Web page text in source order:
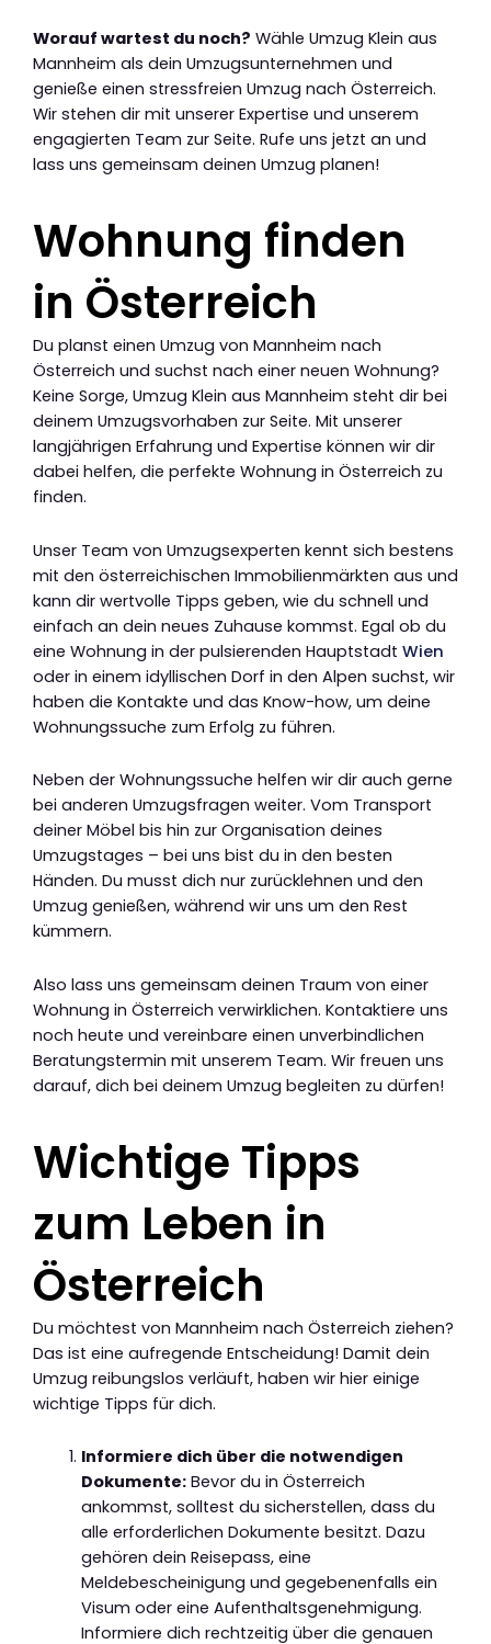
Worauf wartest du noch? Wähle Umzug Klein aus
Mannheim als dein Umzugsunternehmen und
genieße einen stressfreien Umzug nach Österreich.
Wir stehen dir mit unserer Expertise und unserem
engagierten Team zur Seite. Rufe uns jetzt an und
lass uns gemeinsam deinen Umzug planen!
Wohnung finden
in Österreich
Du planst einen Umzug von Mannheim nach
Österreich und suchst nach einer neuen Wohnung?
Keine Sorge, Umzug Klein aus Mannheim steht dir bei
deinem Umzugsvorhaben zur Seite. Mit unserer
langjährigen Erfahrung und Expertise können wir dir
dabei helfen, die perfekte Wohnung in Österreich zu
finden.
Unser Team von Umzugsexperten kennt sich bestens
mit den österreichischen Immobilienmärkten aus und
kann dir wertvolle Tipps geben, wie du schnell und
einfach an dein neues Zuhause kommst. Egal ob du
eine Wohnung in der pulsierenden Hauptstadt Wien
oder in einem idyllischen Dorf in den Alpen suchst, wir
haben die Kontakte und das Know-how, um deine
Wohnungssuche zum Erfolg zu führen.
Neben der Wohnungssuche helfen wir dir auch gerne
bei anderen Umzugsfragen weiter. Vom Transport
deiner Möbel bis hin zur Organisation deines
Umzugstages – bei uns bist du in den besten
Händen. Du musst dich nur zurücklehnen und den
Umzug genießen, während wir uns um den Rest
kümmern.
Also lass uns gemeinsam deinen Traum von einer
Wohnung in Österreich verwirklichen. Kontaktiere uns
noch heute und vereinbare einen unverbindlichen
Beratungstermin mit unserem Team. Wir freuen uns
darauf, dich bei deinem Umzug begleiten zu dürfen!
Wichtige Tipps
zum Leben in
Österreich
Du möchtest von Mannheim nach Österreich ziehen?
Das ist eine aufregende Entscheidung! Damit dein
Umzug reibungslos verläuft, haben wir hier einige
wichtige Tipps für dich.
Informiere dich über die notwendigen
Dokumente:Bevor du in Österreich
ankommst, solltest du sicherstellen, dass du
alle erforderlichen Dokumente besitzt. Dazu
gehören dein Reisepass, eine
Meldebescheinigung und gegebenenfalls ein
Visum oder eine Aufenthaltsgenehmigung.
Informiere dich rechtzeitig über die genauen